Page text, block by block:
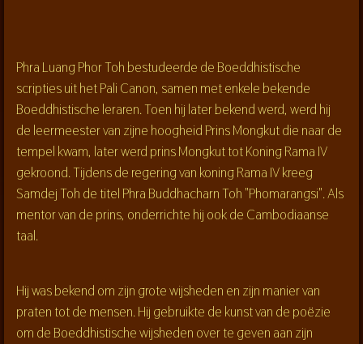
Phra Luang Phor Toh bestudeerde de Boeddhistische
scripties uit het Pali Canon, samen met enkele bekende
Boeddhistische leraren. Toen hij later bekend werd, werd hij
de leermeester van zijne hoogheid Prins Mongkut die naar de
tempel kwam, later werd prins Mongkut tot Koning Rama IV
gekroond. Tijdens de regering van koning Rama IV kreeg
Samdej Toh de titel Phra Buddhacharn Toh "Phomarangsi". Als
mentor van de prins, onderrichte hij ook de Cambodiaanse
taal.
Hij was bekend om zijn grote wijsheden en zijn manier van
praten tot de mensen. Hij gebruikte de kunst van de poëzie
om de Boeddhistische wijsheden over te geven aan zijn